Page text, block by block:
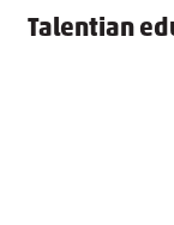
Talentian